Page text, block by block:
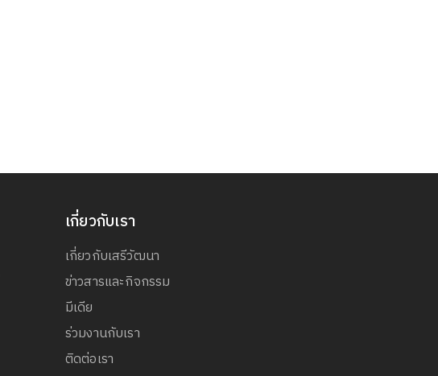
เกี่ยวกับเรา
เกี่ยวกับเสรีวัฒนา
ข่าวสารและกิจกรรม
มีเดีย
ร่วมงานกับเรา
ติดต่อเรา